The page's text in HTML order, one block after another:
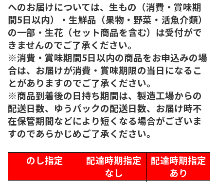
へのお届けについては、生もの（消費・賞味期
間5日以内）・生鮮品（果物・野菜・活魚介類）
の一部・生花（セット商品を含む）は受付がで
きませんのでご了承ください。
※消費・賞味期間5日以内の商品をお申込みの場
合は、お届けが消費・賞味期限の当日になるこ
とがありますのでご了承ください。
※商品到着後の日持ち期間は、製造工場からの
配送日数、ゆうパックの配送日数、お届け時不
在保管期間などにより短くなる場合がございま
すのであらかじめご了承ください。
のし指定
配達時期指定
なし
配達時期指定
あり